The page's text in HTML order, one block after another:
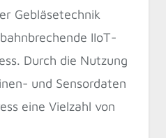
Gebläsetechnik
IIoT-
Durch die Nutzung
und Sensordaten
eine Vielzahl von